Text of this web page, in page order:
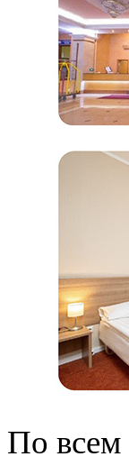
По всем